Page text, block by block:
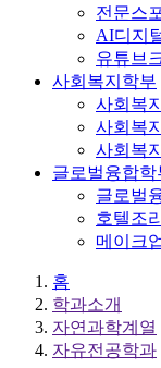
전문스
AI디지
유튜브
사회복지학부
사회복
사회복
사회복
글로벌융합학
글로벌
호텔조
메이크
홈
학과소개
자연과학계열
자유전공학과